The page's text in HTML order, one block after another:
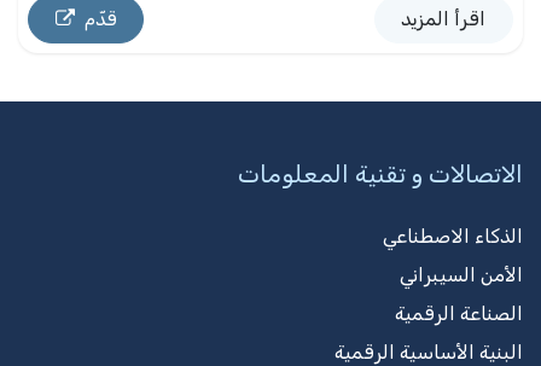
اقرأ المزيد قدّم
الاتصالات و تقنية المعلومات
الذكاء الاصطناعي
الأمن السيبراني
الصناعة الرقمية
البنية الأساسية الرقمية